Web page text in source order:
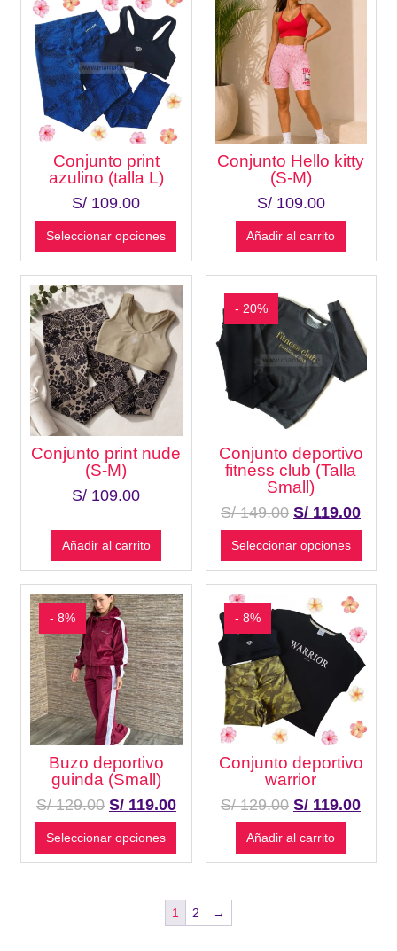
Conjunto print
azulino (talla L)
S/ 109.00
Seleccionar opciones
Conjunto Hello kitty
(S-M)
S/109.00
Añadir al carrito
Conjunto print nude
(S-M)
S/ 109.00
Añadir al carrito
- 20%
Conjunto deportivo
fitness club (Talla
Small)
S/149.00 S/ 119.00
Seleccionar opciones
- 8%
Buzo deportivo
guinda (Small)
S/129.00 S/119.00
Seleccionar opciones
- 8%
Conjunto deportivo
warrior
S/129.00 S/ 119.00
Añadir al carrito
1 2 →